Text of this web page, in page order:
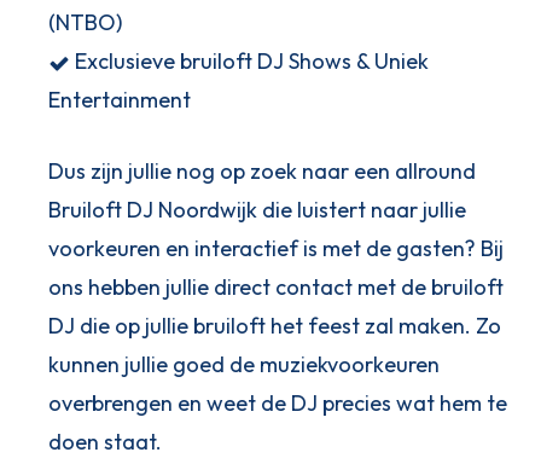
(NTBO)
Exclusieve bruiloft DJ Shows & Uniek
Entertainment
Dus zijn jullie nog op zoek naar een allround
Bruiloft DJ Noordwijk die luistert naar jullie
voorkeuren en interactief is met de gasten? Bij
ons hebben jullie direct contact met de bruiloft
DJ die op jullie bruiloft het feest zal maken. Zo
kunnen jullie goed de muziekvoorkeuren
overbrengen en weet de DJ precies wat hem te
doen staat.